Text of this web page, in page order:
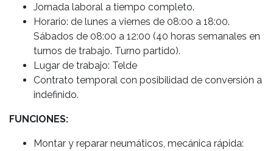
Jornada laboral a tiempo completo.
Horario: de lunes a viernes de 08:00 a 18:00.
Sábados de 08:00 a 12:00 (40 horas semanales en
turnos de trabajo. Turno partido).
Lugar de trabajo: Telde
Contrato temporal con posibilidad de conversión a
indefinido.
FUNCIONES:
Montar y reparar neumáticos, mecánica rápida: